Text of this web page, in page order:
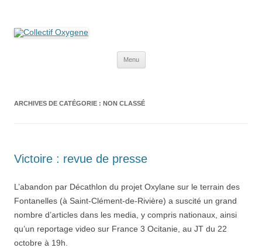
Menu
ARCHIVES DE CATÉGORIE : NON CLASSÉ
Victoire : revue de presse
L’abandon par Décathlon du projet Oxylane sur le terrain des
Fontanelles (à Saint-Clément-de-Rivière) a suscité un grand
nombre d’articles dans les media, y compris nationaux, ainsi
qu’un reportage video sur France 3 Ocitanie, au JT du 22
octobre à 19h.